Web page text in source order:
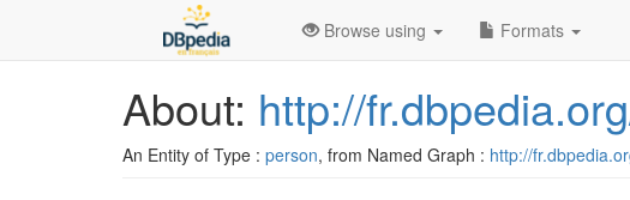
Browse using Formats
About: http://
An Entity of Type : person, from Named Graph : http://